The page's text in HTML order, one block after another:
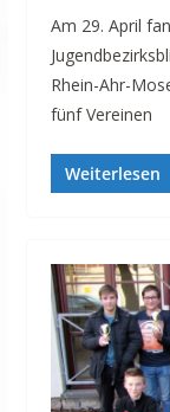
Am 29. April
Rhein-Ahr-
fünf Vereinen
Weiterlesen